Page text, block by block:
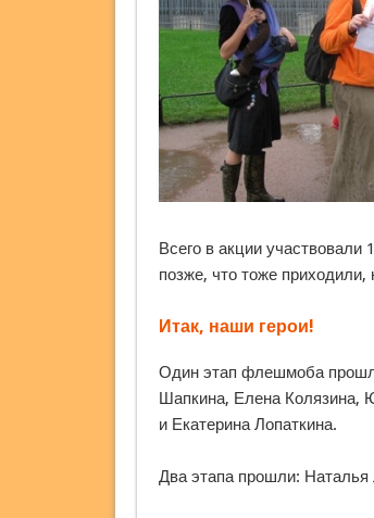
Всего в акции
позже, что тоже приходили,
Итак, наши герои!
Один этап флешмоба
Шапкина, Елена Колязина,
и Екатерина Лопаткина.
Два этапа прошли: